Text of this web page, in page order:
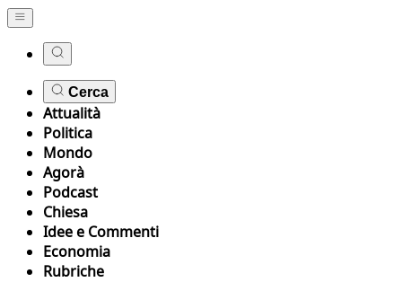
Cerca
Attualità
Politica
Mondo
Agorà
Podcast
Chiesa
Idee e Commenti
Economia
Rubriche